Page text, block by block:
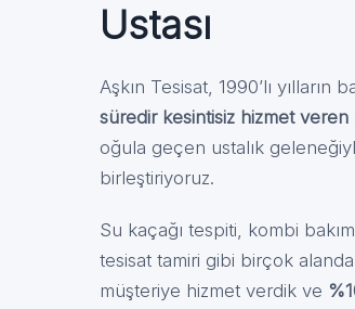
Ustası
Aşkın Tesisat, 1990’lı yılların
süredir kesintisiz hizmet veren
oğula geçen ustalık
birleştiriyoruz.
Su kaçağı tespiti, kombi
tesisat tamiri gibi birçok
müşteriye hizmet verdik ve